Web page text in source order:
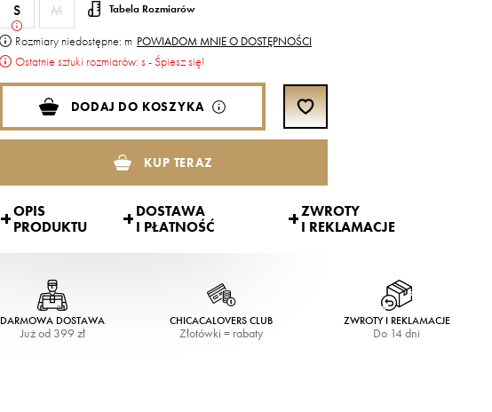
S M Tabela Rozmiarów
Rozmiary niedostępne: m POWIADOM MNIE O DOSTĘPNOŚCI
Ostatnie sztuki rozmiarów: s - Śpiesz się!
DODAJ DO KOSZYKA
KUP TERAZ
OPIS
PRODUKTU
DOSTAWA
I PŁATNOŚĆ
ZWROTY
I REKLAMACJE
DARMOWA DOSTAWA
Już od 399 zł
CHICACALOVERS CLUB
Złotówki = rabaty
ZWROTY I REKLAMACJE
Do 14 dni